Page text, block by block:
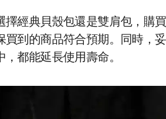
擇經典貝殼包還是雙肩包，購
買到的商品符合預期。同時，
，都能延長使用壽命。